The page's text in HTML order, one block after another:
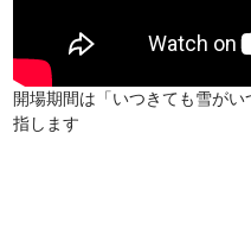
開場期間は「いつきても雪が
指します